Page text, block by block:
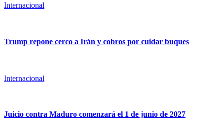
Internacional
Trump repone cerco a Irán y cobros por cuidar buques
Internacional
Juicio contra Maduro comenzará el 1 de junio de 2027